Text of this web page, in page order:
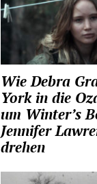
Wie Debra
York in die
um Winter’s
Jennifer
drehen